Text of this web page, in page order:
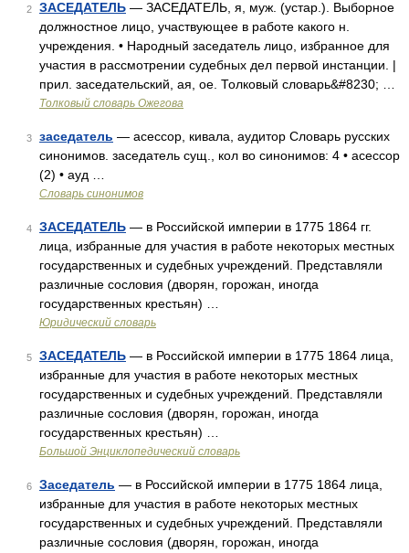
2 ЗАСЕДАТЕЛЬ — ЗАСЕДАТЕЛЬ, я, муж. (устар.). Выборное
должностное лицо, участвующее в работе какого н.
учреждения. • Народный заседатель лицо, избранное для
участия в рассмотрении судебных дел первой инстанции. |
прил. заседательский, ая, ое. Толковый словарь&#8230; …
Толковый словарь Ожегова
3 заседатель — асессор, кивала, аудитор Словарь русских
синонимов. заседатель сущ., кол во синонимов: 4 • асессор
(2) • ауд …
Словарь синонимов
4 ЗАСЕДАТЕЛЬ — в Российской империи в 1775 1864 гг.
лица, избранные для участия в работе некоторых местных
государственных и судебных учреждений. Представляли
различные сословия (дворян, горожан, иногда
государственных крестьян) …
Юридический словарь
5 ЗАСЕДАТЕЛЬ — в Российской империи в 1775 1864 лица,
избранные для участия в работе некоторых местных
государственных и судебных учреждений. Представляли
различные сословия (дворян, горожан, иногда
государственных крестьян) …
Большой Энциклопедический словарь
6 Заседатель — в Российской империи в 1775 1864 лица,
избранные для участия в работе некоторых местных
государственных и судебных учреждений. Представляли
различные сословия (дворян, горожан, иногда